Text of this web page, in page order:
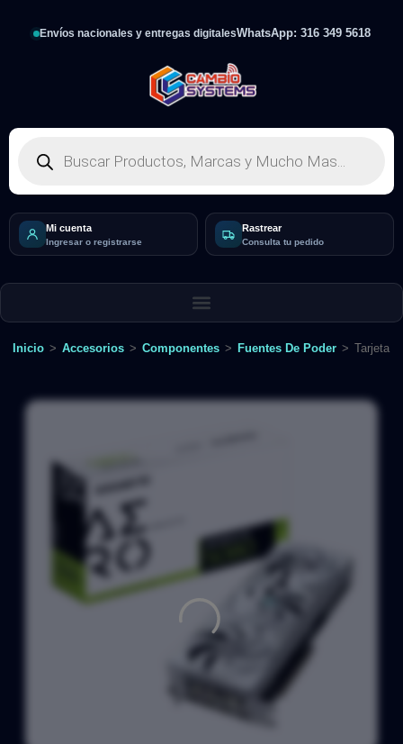
Envíos nacionales y entregas digitalesWhatsApp: 316 349 5618
Mi cuenta
Ingresar o registrarse
Rastrear
Consulta tu pedido
Inicio > Accesorios > Componentes > Fuentes De Poder > Tarjeta